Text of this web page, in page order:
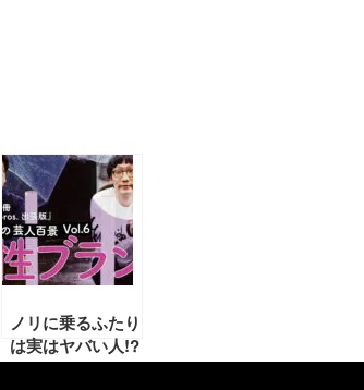
ノリに乗るふたり
は実はヤバい人!?
男性ブランコの素